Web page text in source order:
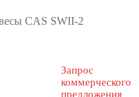
CAS SWII-2
Запрос
коммерческого
предложения